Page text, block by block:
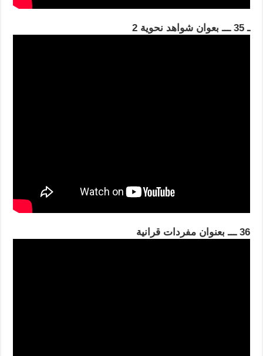
ـ 35 ـــ بعوان شواهد نحوية 2
36 ـــ بعنوان مفردات قرانية